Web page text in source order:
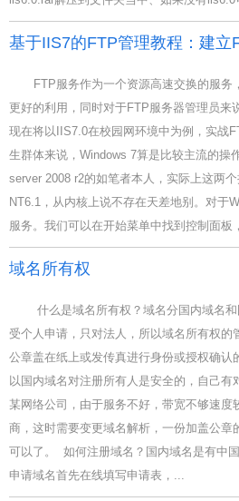
基于IIS7的FTP管理教程：建立
FTP服务作为一个资源高速交换的服务
更好的利用，同时对于FTP服务器管理员来
现在将以IIS7.0在校园网环境中为例，实战
生群体来说，Windows 7算是比较主流的操
server 2008 r2的如笔者本人，实际上这两
NT6.1，从内核上说不存在天差地别。对于
服务。我们可以在开始菜单中找到控制面板
域名所有权
什么是域名所有权？域名分国内域名
受个人申请，只对法人，所以域名所有权的
公章盖在纸上或发传真进行身份或授权确认
以国内域名对注册所有人是安全的，自己有
某网络公司，由于服务不好，带宽不够速度
商，这时需要变更域名解析，一份加盖公章
可以了。 如何注册域名？国内域名是有中
申请域名首先在线填写申请表，...